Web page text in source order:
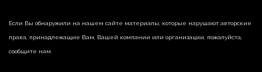
Если Вы обнаружили на нашем сайте материалы, которые нарушают авторские
права, принадлежащие Вам, Вашей компании или организации, пожалуйста,
сообщите нам.